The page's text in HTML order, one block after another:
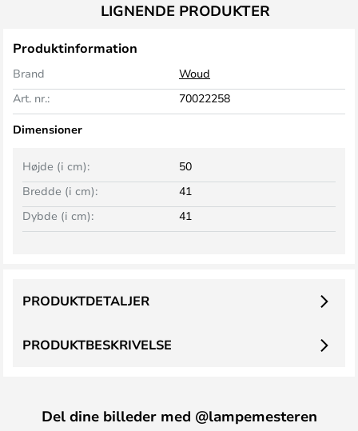
LIGNENDE PRODUKTER
Produktinformation
Brand
Woud
Art. nr.:
70022258
Dimensioner
Bredde (i cm): 41
Højde (i cm): 50
Dybde (i cm): 41
PRODUKTBESKRIVELSE
PRODUKTDETALJER
Del dine billeder med @lampemesteren